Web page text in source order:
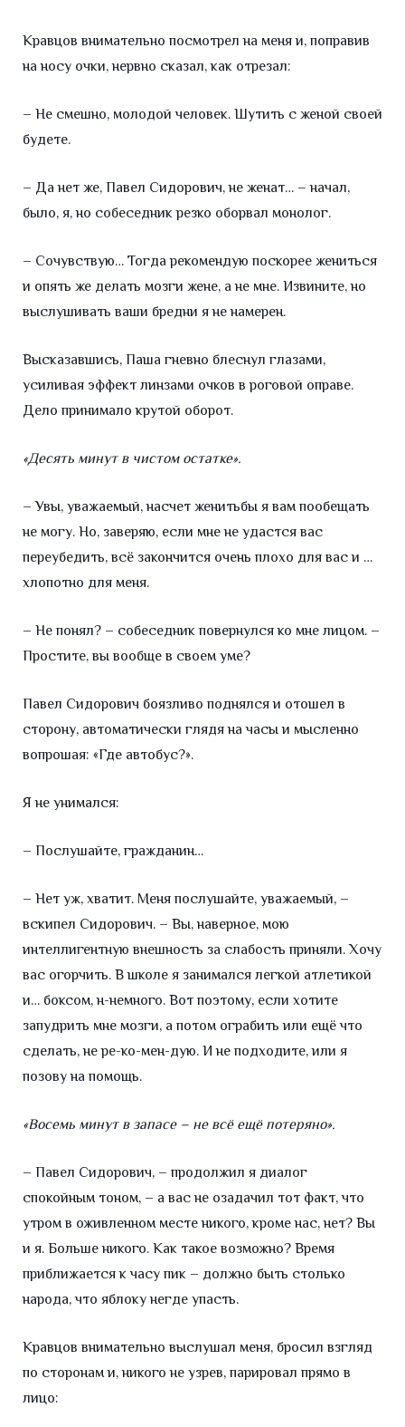
Кравцов внимательно посмотрел на меня и, поправив
на носу очки, нервно сказал, как отрезал:
– Не смешно, молодой человек. Шутить с женой своей
будете.
– Да нет же, Павел Сидорович, не женат… – начал,
было, я, но собеседник резко оборвал монолог.
– Сочувствую… Тогда рекомендую поскорее жениться
и опять же делать мозги жене, а не мне. Извините, но
выслушивать ваши бредни я не намерен.
Высказавшись, Паша гневно блеснул глазами,
усиливая эффект линзами очков в роговой оправе.
Дело принимало крутой оборот.
«Десять минут в чистом остатке».
– Увы, уважаемый, насчет женитьбы я вам пообещать
не могу. Но, заверяю, если мне не удастся вас
переубедить, всё закончится очень плохо для вас и …
хлопотно для меня.
– Не понял? – собеседник повернулся ко мне лицом. –
Простите, вы вообще в своем уме?
Павел Сидорович боязливо поднялся и отошел в
сторону, автоматически глядя на часы и мысленно
вопрошая: «Где автобус?».
Я не унимался:
– Послушайте, гражданин…
– Нет уж, хватит. Меня послушайте, уважаемый, –
вскипел Сидорович. – Вы, наверное, мою
интеллигентную внешность за слабость приняли. Хочу
вас огорчить. В школе я занимался легкой атлетикой
и… боксом, н-немного. Вот поэтому, если хотите
запудрить мне мозги, а потом ограбить или ещё что
сделать, не ре-ко-мен-дую. И не подходите, или я
позову на помощь.
«Восемь минут в запасе – не всё ещё потеряно».
– Павел Сидорович, – продолжил я диалог
спокойным тоном, – а вас не озадачил тот факт, что
утром в оживленном месте никого, кроме нас, нет? Вы
и я. Больше никого. Как такое возможно? Время
приближается к часу пик – должно быть столько
народа, что яблоку негде упасть.
Кравцов внимательно выслушал меня, бросил взгляд
по сторонам и, никого не узрев, парировал прямо в
лицо: